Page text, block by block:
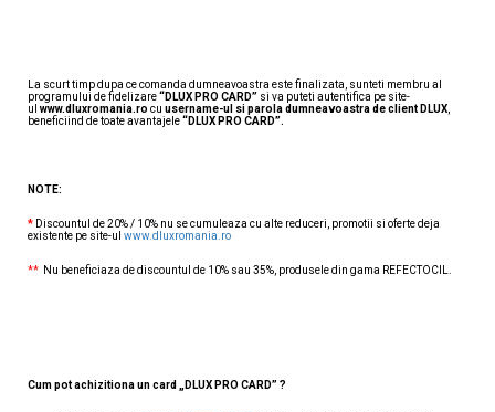
La scurt timp dupa ce comanda dumneavoastra este finalizata, sunteti membru al
programului de fidelizare“DLUX PRO CARD” si va puteti autentifica pe site-
ul www.dluxromania.ro cu username-ul si parola dumneavoastra de client DLUX
beneficiind de toate avantajele“DLUX PRO CARD”.
NOTE:
* Discountul de 20% / 10% nu se cumuleaza cu alte reduceri, promotii si oferte deja
existente pe site-ul www.dluxromania.ro
** Nu beneficiaza de discountul de 10% sau 35%, produsele din gama REFECTOCIL.
Cum pot achizitiona un card „DLUX PRO CARD” ?